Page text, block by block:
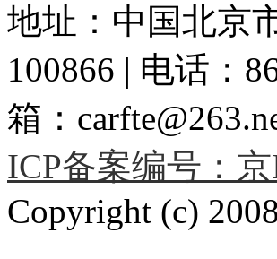
地址：中国北京
100866 | 电话：
箱：
ICP备案编号：
Copyright (c)